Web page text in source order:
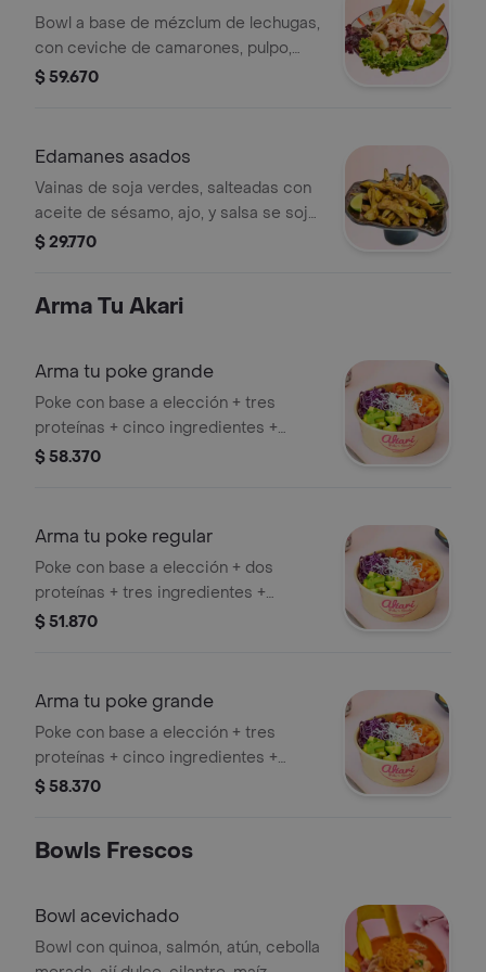
Bowl a base de mézclum de lechugas,
con ceviche de camarones, pulpo,
calamares, mango y aguacate,
$ 59.670
Edamanes asados
Vainas de soja verdes, salteadas con
aceite de sésamo, ajo, y salsa se soja
y un toque de togarashi
$ 29.770
Arma Tu Akari
Arma tu poke grande
Poke con base a elección + tres
proteínas + cinco ingredientes +
crunch + tres salsas
$ 58.370
Arma tu poke regular
Poke con base a elección + dos
proteínas + tres ingredientes +
crunch + salsa
$ 51.870
Arma tu poke grande
Poke con base a elección + tres
proteínas + cinco ingredientes +
crunch + tres salsas
$ 58.370
Bowls Frescos
Bowl acevichado
Bowl con quinoa, salmón, atún, cebolla